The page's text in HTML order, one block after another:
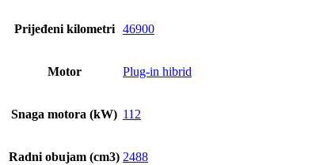
Prijeđeni kilometri 46900
Motor Plug-in hibrid
Snaga motora (kW) 112
Radni obujam (cm3) 2488